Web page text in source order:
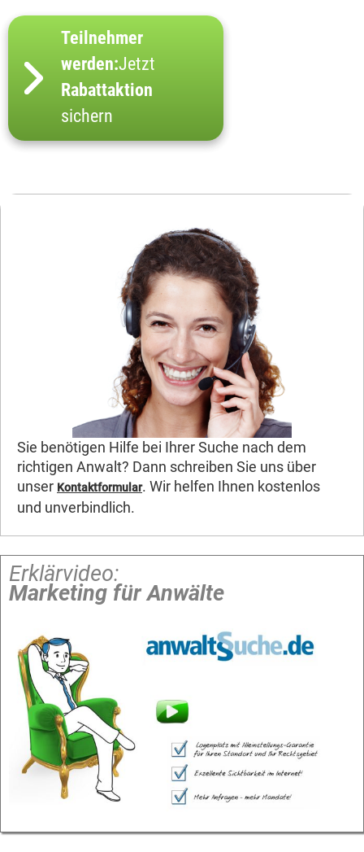
Teilnehmer
werden:Jetzt
Rabattaktion
sichern
Sie benötigen Hilfe bei Ihrer Suche nach dem
richtigen Anwalt? Dann schreiben Sie uns über
unser Kontaktformular. Wir helfen Ihnen kostenlos
und unverbindlich.
Erklärvideo:
Marketing für Anwälte